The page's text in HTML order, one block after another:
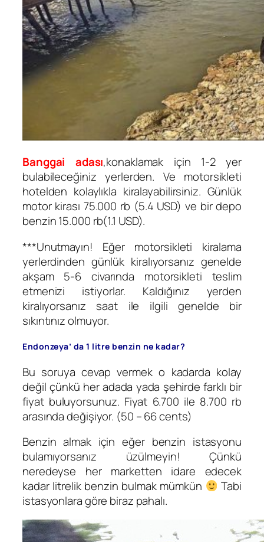
Banggai adası,konaklamak için 1-2 yer
bulabileceğiniz yerlerden. Ve motorsikleti
hotelden kolaylıkla kiralayabilirsiniz. Günlük
motor kirası 75.000 rb (5.4 USD) ve bir depo
benzin 15.000 rb(1.1 USD).
***Unutmayın! Eğer motorsikleti kiralama
yerlerdinden günlük kiralıyorsanız genelde
akşam 5-6 civarında motorsikleti teslim
etmenizi istiyorlar. Kaldığınız yerden
kiralıyorsanız saat ile ilgili genelde bir
sıkıntınız olmuyor.
Endonzeya’ da 1 litre benzin ne kadar?
Bu soruya cevap vermek o kadarda kolay
değil çünkü her adada yada şehirde farklı bir
fiyat buluyorsunuz. Fiyat 6.700 ile 8.700 rb
arasında değişiyor. (50 – 66 cents)
Benzin almak için eğer benzin istasyonu
bulamıyorsanız üzülmeyin! Çünkü
neredeyse her marketten idare edecek
kadar litrelik benzin bulmak mümkün
Tabi
istasyonlara göre biraz pahalı.